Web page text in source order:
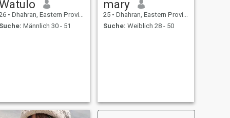
• Dhahran, Eastern Province, Saudi-Arabien
Suche: Männlich 30 - 51
mary
25 • Dhahran, Eastern Province, Saudi-Arabien
Suche: Weiblich 28 - 50